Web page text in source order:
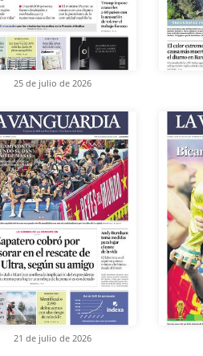
25 de julio de 2026
21 de julio de 2026